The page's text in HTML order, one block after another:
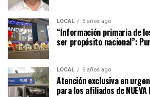
LOCAL 5 años ago
“Información primaria de
ser propósito nacional”:
LOCAL 6 años ago
Atención exclusiva en
para los afiliados de